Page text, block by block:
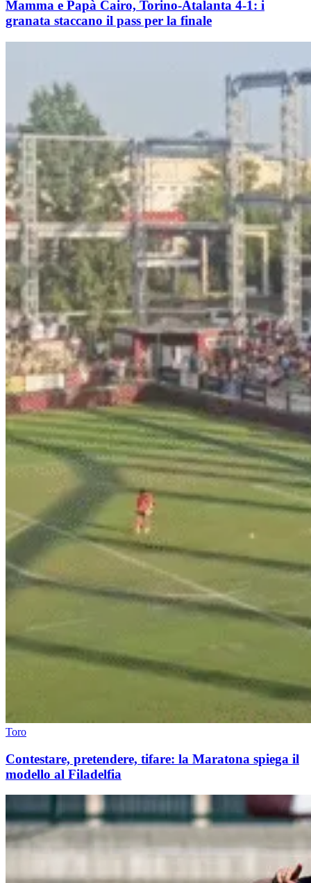
Mamma e Papà Cairo, Torino-Atalanta 4-1: i
granata staccano il pass per la finale
Toro
Contestare, pretendere, tifare: la Maratona spiega il
modello al Filadelfia